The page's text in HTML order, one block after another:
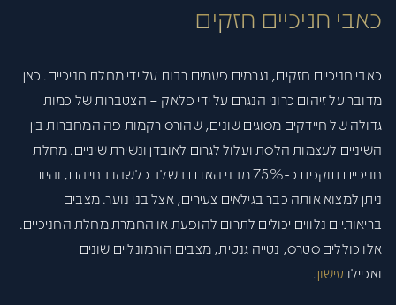
כאבי חניכיים חזקים
כאבי חניכיים חזקים, נגרמים פעמים רבות על ידי מחלת חניכיים. כאן
מדובר על זיהום כרוני הנגרם על ידי פלאק – הצטברות של כמות
גדולה של חיידקים מסוגים שונים, שהורס רקמות פה המחברות בין
השיניים לעצמות הלסת ועלול לגרום לאובדן ונשירת שיניים. מחלת
חניכיים תוקפת כ-75% מבני האדם בשלב כלשהו בחייהם, והיום
ניתן למצוא אותה כבר בגילאים צעירים, אצל בני נוער. מצבים
בריאותיים נלווים יכולים לתרום להופעת או החמרת מחלת החניכיים.
אלו כוללים סטרס, נטייה גנטית, מצבים הורמונליים שונים
ואפילו עישון.